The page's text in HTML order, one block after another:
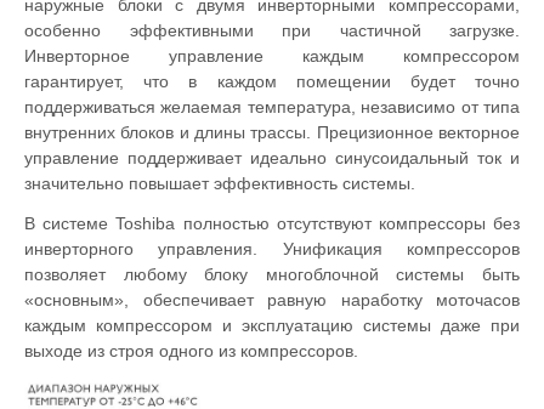
наружные блоки с двумя инверторными компрессорами,
особенно эффективными при частичной загрузке.
Инверторное управление каждым компрессором
гарантирует, что в каждом помещении будет точно
поддерживаться желаемая температура, независимо от типа
внутренних блоков и длины трассы. Прецизионное векторное
управление поддерживает идеально синусоидальный ток и
значительно повышает эффективность системы.
В системе Toshiba полностью отсутствуют компрессоры без
инверторного управления. Унификация компрессоров
позволяет любому блоку многоблочной системы быть
«основным», обеспечивает равную наработку моточасов
каждым компрессором и эксплуатацию системы даже при
выходе из строя одного из компрессоров.